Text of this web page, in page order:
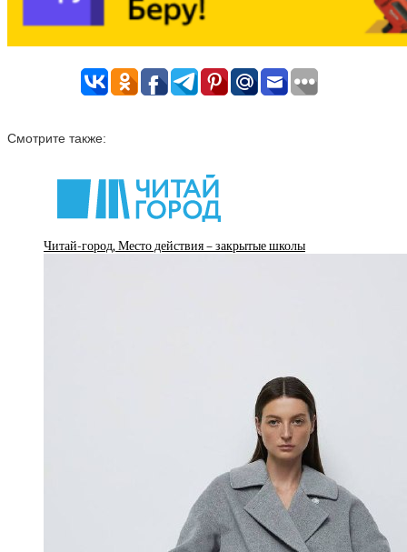
Смотрите также:
Читай-город, Место действия – закрытые школы